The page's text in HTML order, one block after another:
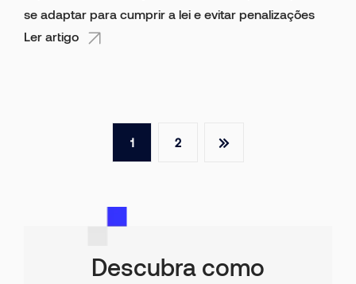
se adaptar para cumprir a lei e evitar penalizações
Ler artigo
1 2
Descubra como